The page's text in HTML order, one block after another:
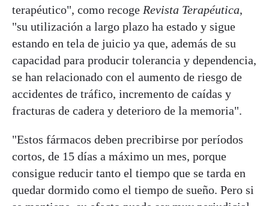
terapéutico", como recoge Revista Terapéutica,
"su utilización a largo plazo ha estado y sigue
estando en tela de juicio ya que, además de su
capacidad para producir tolerancia y dependencia,
se han relacionado con el aumento de riesgo de
accidentes de tráfico, incremento de caídas y
fracturas de cadera y deterioro de la memoria".
"Estos fármacos deben precribirse por períodos
cortos, de 15 días a máximo un mes, porque
consigue reducir tanto el tiempo que se tarda en
quedar dormido como el tiempo de sueño. Pero si